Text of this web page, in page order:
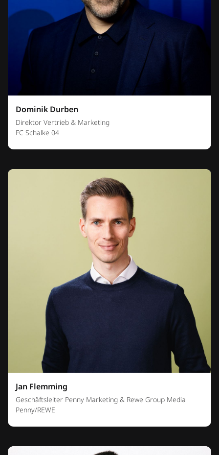
Dominik Durben
Direktor Vertrieb & Marketing
FC Schalke 04
Jan Flemming
Geschäftsleiter Penny Marketing & Rewe Group Media
Penny/REWE